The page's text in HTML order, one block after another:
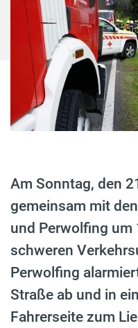
Am Sonntag, den
gemeinsam mit
und Perwolfing um
schweren
Perwolfing
Straße ab und in
Fahrerseite zum